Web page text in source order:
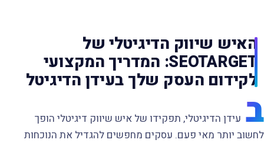
איש שיווק דיגיטלי
16.02.2025
קריאה של 1 דק׳
האיש שיווק הדיגיטלי של
SEOTARGET: המדריך המקצועי
לקידום העסק שלך בעידן הדיגיטל
ב עידן הדיגיטלי, תפקידו של איש שיווק דיגיטלי הופך
לחשוב יותר מאי פעם. עסקים מחפשים להגדיל את הנוכחות